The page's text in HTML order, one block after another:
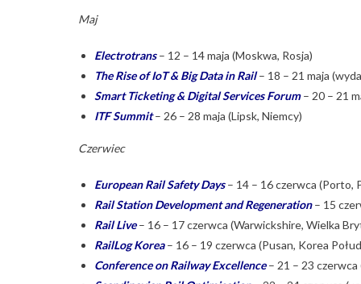
Maj
Electrotrans– 12 – 14 maja (Moskwa, Rosja)
The Rise of IoT & Big Data in Rail– 18 – 21 maja
Smart Ticketing & Digital Services Forum– 20 – 21
ITF Summit– 26 – 28 maja (Lipsk, Niemcy)
Czerwiec
European Rail Safety Days– 14 – 16 czerwca (Porto,
Rail Station Development and Regeneration– 15
Rail Live– 16 – 17 czerwca (Warwickshire, Wielka
RailLog Korea– 16 – 19 czerwca (Pusan, Korea
Conference on Railway Excellence– 21 – 23